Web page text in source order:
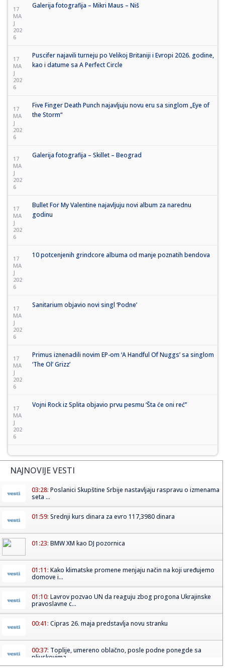
17
MA
J
202
6
Galerija fotografija – Mikri Maus – Niš
17
MA
J
202
6
Puscifer najavili turneju po Velikoj Britaniji i Evropi 2026. godine,
kao i datume sa A Perfect Circle
17
MA
J
202
6
Five Finger Death Punch najavljuju novu eru sa singlom „Eye of
the Storm“
17
MA
J
202
6
Galerija fotografija – Skillet – Beograd
17
MA
J
202
6
Bullet For My Valentine najavljuju novi album za narednu
godinu
17
MA
J
202
6
10 potcenjenih grindcore albuma od manje poznatih bendova
17
MA
J
202
6
Sanitarium objavio novi singl ‘Podne’
17
MA
J
202
6
Primus iznenadili novim EP-om ‘A Handful Of Nuggs’ sa singlom
‘The Ol’ Grizz’
17
MA
J
202
6
Vojni Rock iz Splita objavio prvu pesmu ‘Šta će oni reć’’
NAJNOVIJE VESTI
03:28: Poslanici Skupštine Srbije nastavljaju raspravu o izmenama
seta ...
01:59: Srednji kurs dinara za evro 117,3980 dinara
01:23: BMW XM kao DJ pozornica
01:11: Kako klimatske promene menjaju način na koji uređujemo
domove i...
01:10: Lavrov pozvao UN da reaguju zbog progona Ukrajinske
pravoslavne c...
00:41: Cipras 26. maja predstavlja novu stranku
00:37: Toplije, umereno oblačno, posle podne ponegde sa
pljuskovima